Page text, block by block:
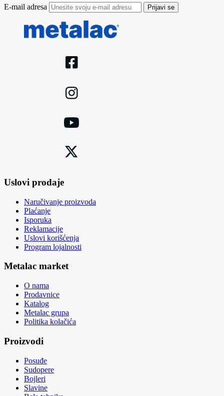
E-mail adresa Prijavi se
Uslovi prodaje
Naručivanje proizvoda
Plaćanje
Isporuka
Reklamacije
Uslovi korišćenja
Program lojalnosti
Metalac market
O nama
Prodavnice
Katalog
Metalac grupa
Politika kolačića
Proizvodi
Posuđe
Sudopere
Bojleri
Slavine